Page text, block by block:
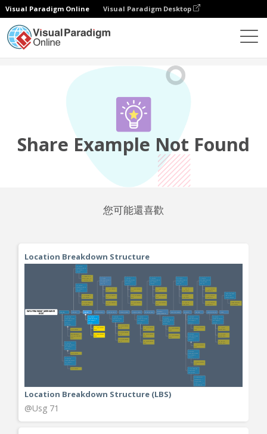
Visual Paradigm Online Visual Paradigm Desktop
Share Example Not Found
您可能還喜歡
Location Breakdown Structure
Location Breakdown Structure (LBS)
@Usg 71